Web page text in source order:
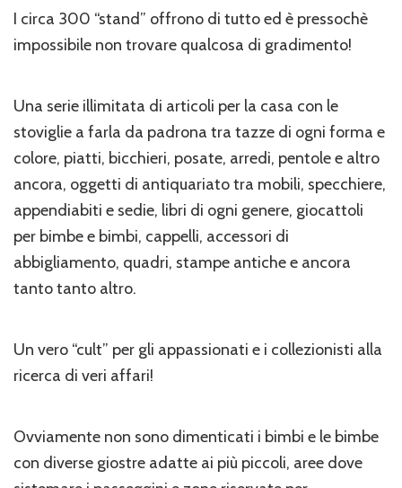
I circa 300 “stand” offrono di tutto ed è pressochè
impossibile non trovare qualcosa di gradimento!
Una serie illimitata di articoli per la casa con le
stoviglie a farla da padrona tra tazze di ogni forma e
colore, piatti, bicchieri, posate, arredi, pentole e altro
ancora, oggetti di antiquariato tra mobili, specchiere,
appendiabiti e sedie, libri di ogni genere, giocattoli
per bimbe e bimbi, cappelli, accessori di
abbigliamento, quadri, stampe antiche e ancora
tanto tanto altro.
Un vero “cult” per gli appassionati e i collezionisti alla
ricerca di veri affari!
Ovviamente non sono dimenticati i bimbi e le bimbe
con diverse giostre adatte ai più piccoli, aree dove